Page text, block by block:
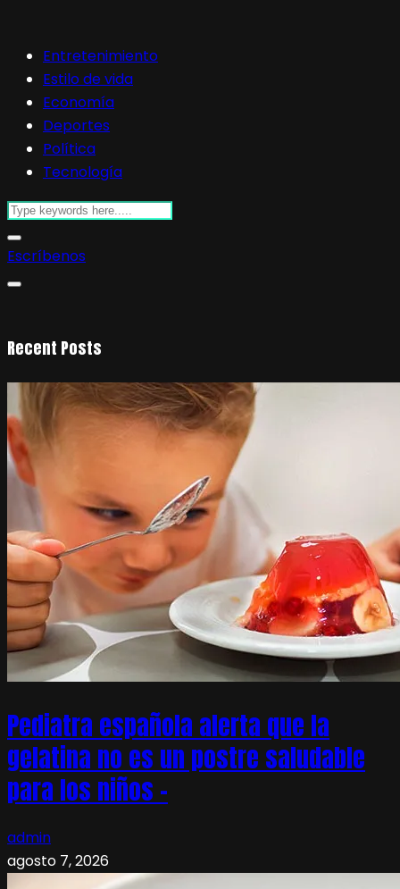
Entretenimiento
Estilo de vida
Economía
Deportes
Política
Tecnología
Escríbenos
Recent Posts
Pediatra española alerta que la
gelatina no es un postre saludable
para los niños –
admin
agosto 7, 2026